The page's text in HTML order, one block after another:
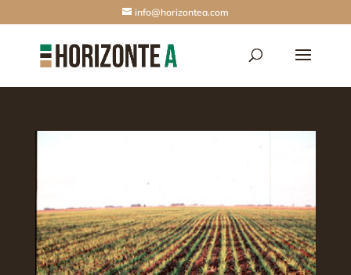
info@horizontea.com